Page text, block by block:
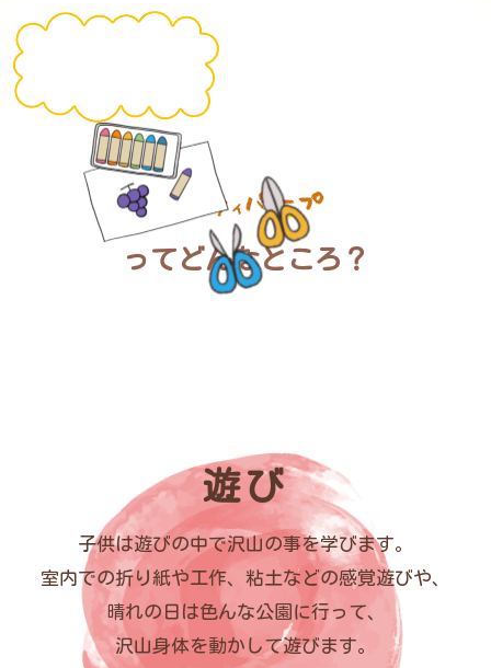
ってどんなところ？
遊び
子供は遊びの中で沢山の事を学びます。
室内での折り紙や工作、粘土などの感覚遊びや、
晴れの日は色んな公園に行って、
沢山身体を動かして遊びます。